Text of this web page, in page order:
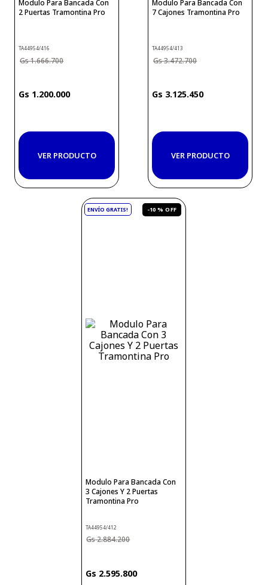
Modulo Para Bancada Con
2 Puertas Tramontina Pro
TA44954/416
1.666.700
1.200.000
VER PRODUCTO
Modulo Para Bancada Con
7 Cajones Tramontina Pro
TA44954/413
3.472.700
3.125.450
VER PRODUCTO
-10 %
Modulo Para Bancada Con
3 Cajones Y 2 Puertas
Tramontina Pro
TA44954/412
2.884.200
2.595.800